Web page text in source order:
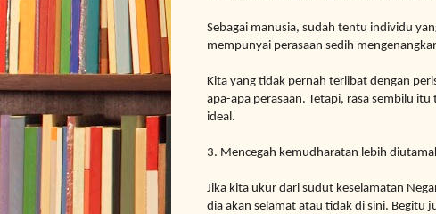
Sebagai manusia, sudah tentu individu
mempunyai perasaan sedih
Kita yang tidak pernah terlibat dengan
apa-apa perasaan. Tetapi, rasa sembilu itu
ideal.
3. Mencegah kemudharatan lebih
Jika kita ukur dari sudut keselamatan
dia akan selamat atau tidak di sini. Begitu